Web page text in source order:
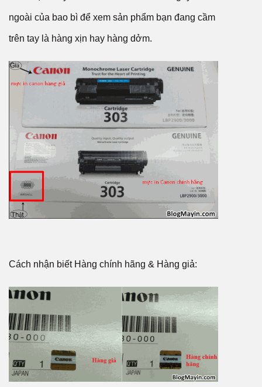
ngoài của bao bì để xem sản phẩm bạn đang cầm
trên tay là hàng xịn hay hàng dởm.
Cách nhận biết Hàng chính hãng & Hàng giả: